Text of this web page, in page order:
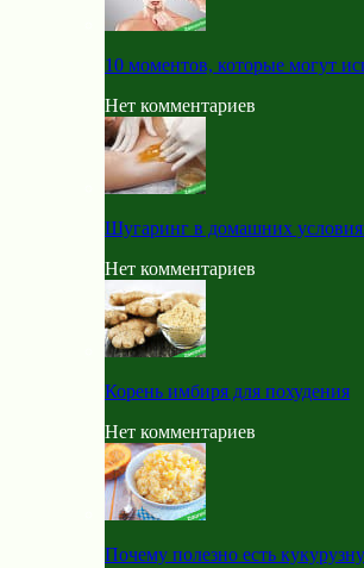
10 моментов, которые могут
Нет комментариев
Шугаринг в домашних
Нет комментариев
Корень имбиря для похудения
Нет комментариев
Почему полезно есть